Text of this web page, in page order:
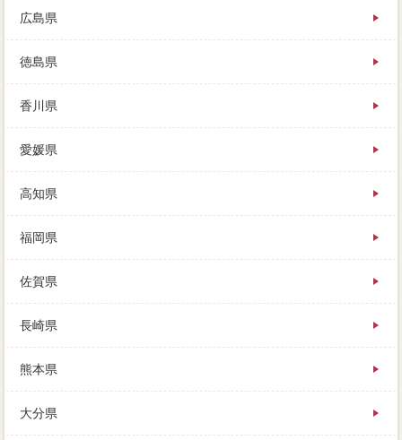
広島県
徳島県
香川県
愛媛県
高知県
福岡県
佐賀県
長崎県
熊本県
大分県